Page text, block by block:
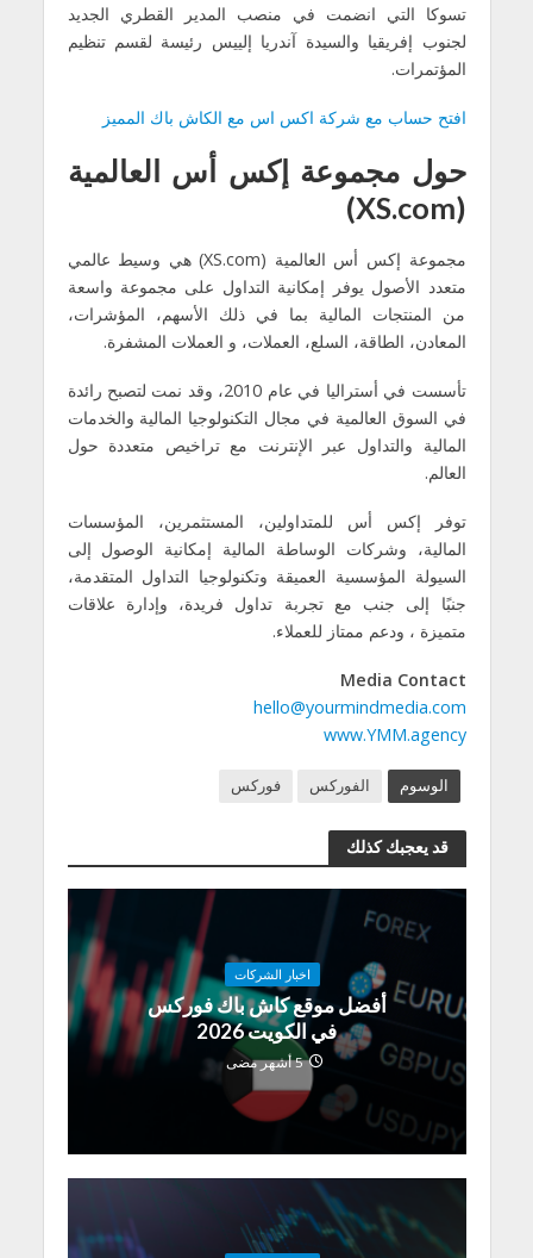
تسوكا التي انضمت في منصب المدير القطري الجديد
لجنوب إفريقيا والسيدة آندريا إلييس رئيسة لقسم تنظيم
المؤتمرات.
افتح حساب مع شركة اكس اس مع الكاش باك المميز
حول مجموعة إكس أس العالمية
(XS.com)
مجموعة إكس أس العالمية (XS.com) هي وسيط عالمي
متعدد الأصول يوفر إمكانية التداول على مجموعة واسعة
من المنتجات المالية بما في ذلك الأسهم، المؤشرات،
المعادن، الطاقة، السلع، العملات، و العملات المشفرة.
تأسست في أستراليا في عام 2010، وقد نمت لتصبح رائدة
في السوق العالمية في مجال التكنولوجيا المالية والخدمات
المالية والتداول عبر الإنترنت مع تراخيص متعددة حول
العالم.
توفر إكس أس للمتداولين، المستثمرين، المؤسسات
المالية، وشركات الوساطة المالية إمكانية الوصول إلى
السيولة المؤسسية العميقة وتكنولوجيا التداول المتقدمة،
جنبًا إلى جنب مع تجربة تداول فريدة، وإدارة علاقات
متميزة ، ودعم ممتاز للعملاء.
Media Contact
hello@yourmindmedia.com
www.YMM.agency
الوسوم الفوركس فوركس
قد يعجبك كذلك
اخبار الشركات
أفضل موقع كاش باك فوركس
في الكويت 2026
5 أشهر مضى